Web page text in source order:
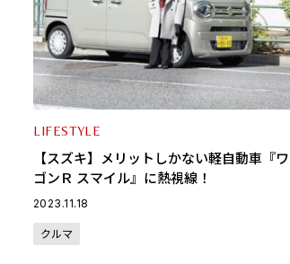
LIFESTYLE
【スズキ】メリットしかない軽自動車『ワ
ゴンＲ スマイル』に熱視線！
2023.11.18
クルマ